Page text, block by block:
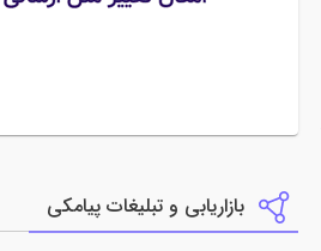
بازاریابی و تبلیغات پیامکی